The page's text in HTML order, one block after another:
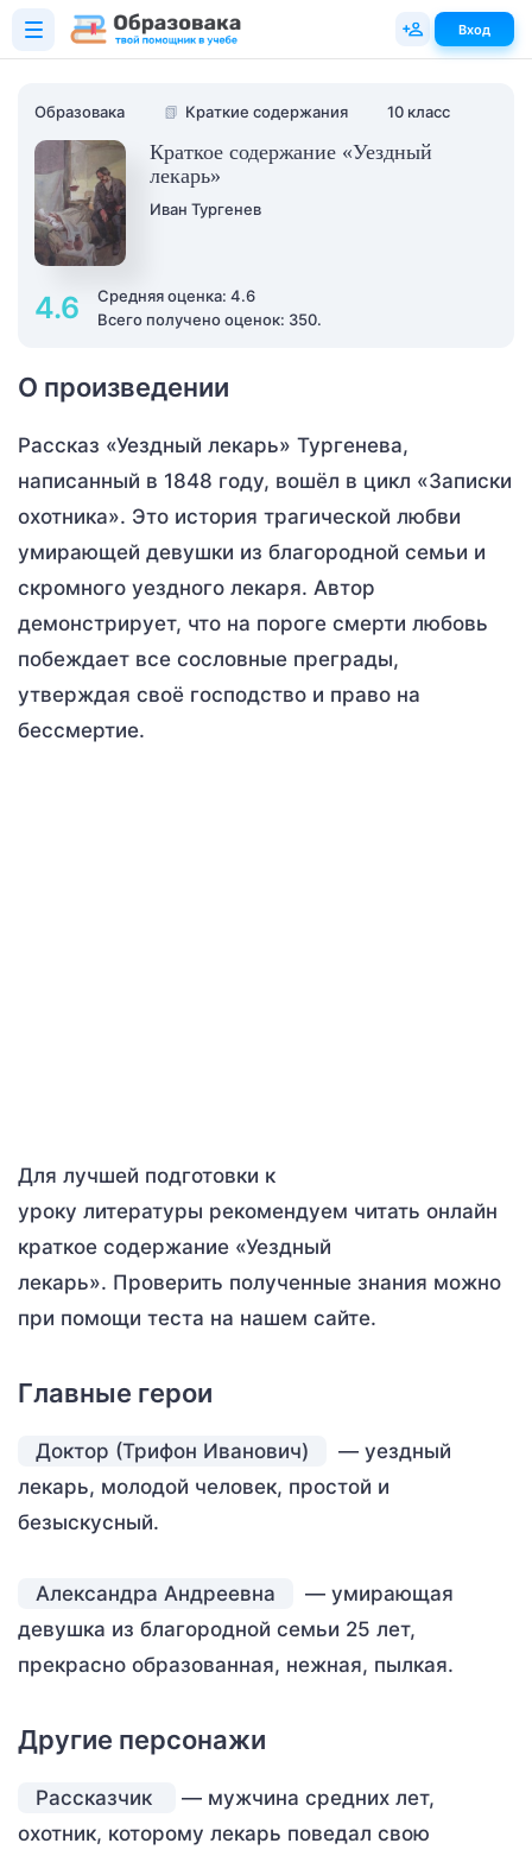
Образовака 📗 Краткие содержания 10 класс
Краткое содержание «Уездный
лекарь»
Иван Тургенев
4.6
Средняя оценка: 4.6
Всего получено оценок: 350.
О произведении
Рассказ «Уездный лекарь» Тургенева,
написанный в 1848 году, вошёл в цикл «Записки
охотника». Это история трагической любви
умирающей девушки из благородной семьи и
скромного уездного лекаря. Автор
демонстрирует, что на пороге смерти любовь
побеждает все сословные преграды,
утверждая своё господство и право на
бессмертие.
Для лучшей подготовки к
уроку литературы рекомендуем читать онлайн
краткое содержание «Уездный
лекарь». Проверить полученные знания можно
при помощи теста на нашем сайте.
Главные герои
Доктор (Трифон Иванович)
— уездный
лекарь, молодой человек, простой и
безыскусный.
Александра Андреевна
— умирающая
девушка из благородной семьи 25 лет,
прекрасно образованная, нежная, пылкая.
Другие персонажи
Рассказчик
— мужчина средних лет,
охотник, которому лекарь поведал свою
Вход